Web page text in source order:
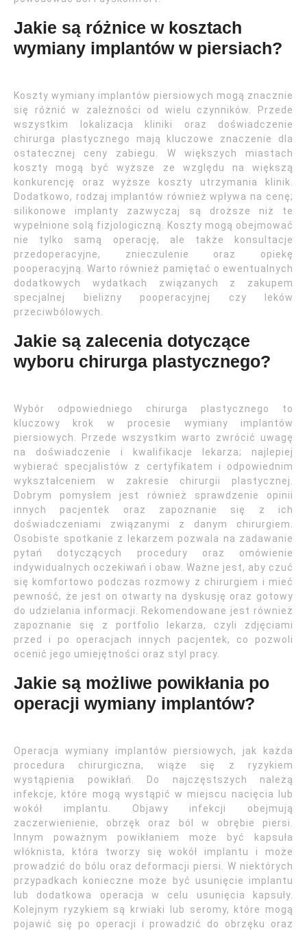
Jakie są różnice w kosztach
wymiany implantów w piersiach?
Koszty wymiany implantów piersiowych mogą znacznie
się różnić w zależności od wielu czynników. Przede
wszystkim lokalizacja kliniki oraz doświadczenie
chirurga plastycznego mają kluczowe znaczenie dla
ostatecznej ceny zabiegu. W większych miastach
koszty mogą być wyższe ze względu na większą
konkurencję oraz wyższe koszty utrzymania klinik.
Dodatkowo, rodzaj implantów również wpływa na cenę;
silikonowe implanty zazwyczaj są droższe niż te
wypełnione solą fizjologiczną. Koszty mogą obejmować
nie tylko samą operację, ale także konsultacje
przedoperacyjne, znieczulenie oraz opiekę
pooperacyjną. Warto również pamiętać o ewentualnych
dodatkowych wydatkach związanych z zakupem
specjalnej bielizny pooperacyjnej czy leków
przeciwbólowych.
Jakie są zalecenia dotyczące
wyboru chirurga plastycznego?
Wybór odpowiedniego chirurga plastycznego to
kluczowy krok w procesie wymiany implantów
piersiowych. Przede wszystkim warto zwrócić uwagę
na doświadczenie i kwalifikacje lekarza; najlepiej
wybierać specjalistów z certyfikatem i odpowiednim
wykształceniem w zakresie chirurgii plastycznej.
Dobrym pomysłem jest również sprawdzenie opinii
innych pacjentek oraz zapoznanie się z ich
doświadczeniami związanymi z danym chirurgiem.
Osobiste spotkanie z lekarzem pozwala na zadawanie
pytań dotyczących procedury oraz omówienie
indywidualnych oczekiwań i obaw. Ważne jest, aby czuć
się komfortowo podczas rozmowy z chirurgiem i mieć
pewność, że jest on otwarty na dyskusję oraz gotowy
do udzielania informacji. Rekomendowane jest również
zapoznanie się z portfolio lekarza, czyli zdjęciami
przed i po operacjach innych pacjentek, co pozwoli
ocenić jego umiejętności oraz styl pracy.
Jakie są możliwe powikłania po
operacji wymiany implantów?
Operacja wymiany implantów piersiowych, jak każda
procedura chirurgiczna, wiąże się z ryzykiem
wystąpienia powikłań. Do najczęstszych należą
infekcje, które mogą wystąpić w miejscu nacięcia lub
wokół implantu. Objawy infekcji obejmują
zaczerwienienie, obrzęk oraz ból w obrębie piersi.
Innym poważnym powikłaniem może być kapsuła
włóknista, która tworzy się wokół implantu i może
prowadzić do bólu oraz deformacji piersi. W niektórych
przypadkach konieczne może być usunięcie implantu
lub dodatkowa operacja w celu usunięcia kapsuły.
Kolejnym ryzykiem są krwiaki lub seromy, które mogą
pojawić się po operacji i prowadzić do obrzęku oraz